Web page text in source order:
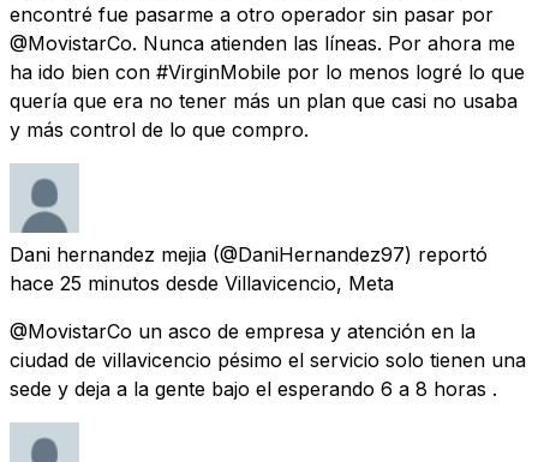
encontré fue pasarme a otro operador sin pasar por
@MovistarCo. Nunca atienden las líneas. Por ahora me
ha ido bien con #VirginMobile por lo menos logré lo que
quería que era no tener más un plan que casi no usaba
y más control de lo que compro.
Dani hernandez mejia (@DaniHernandez97) reportó
hace 25 minutos desde Villavicencio, Meta
@MovistarCo un asco de empresa y atención en la
ciudad de villavicencio pésimo el servicio solo tienen una
sede y deja a la gente bajo el esperando 6 a 8 horas .